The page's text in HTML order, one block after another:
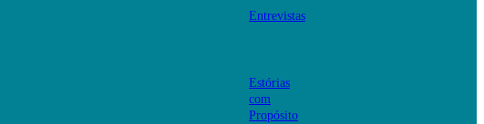
Entrevistas
Estórias
com
Propósito